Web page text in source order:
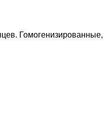
Гомогенизированные,